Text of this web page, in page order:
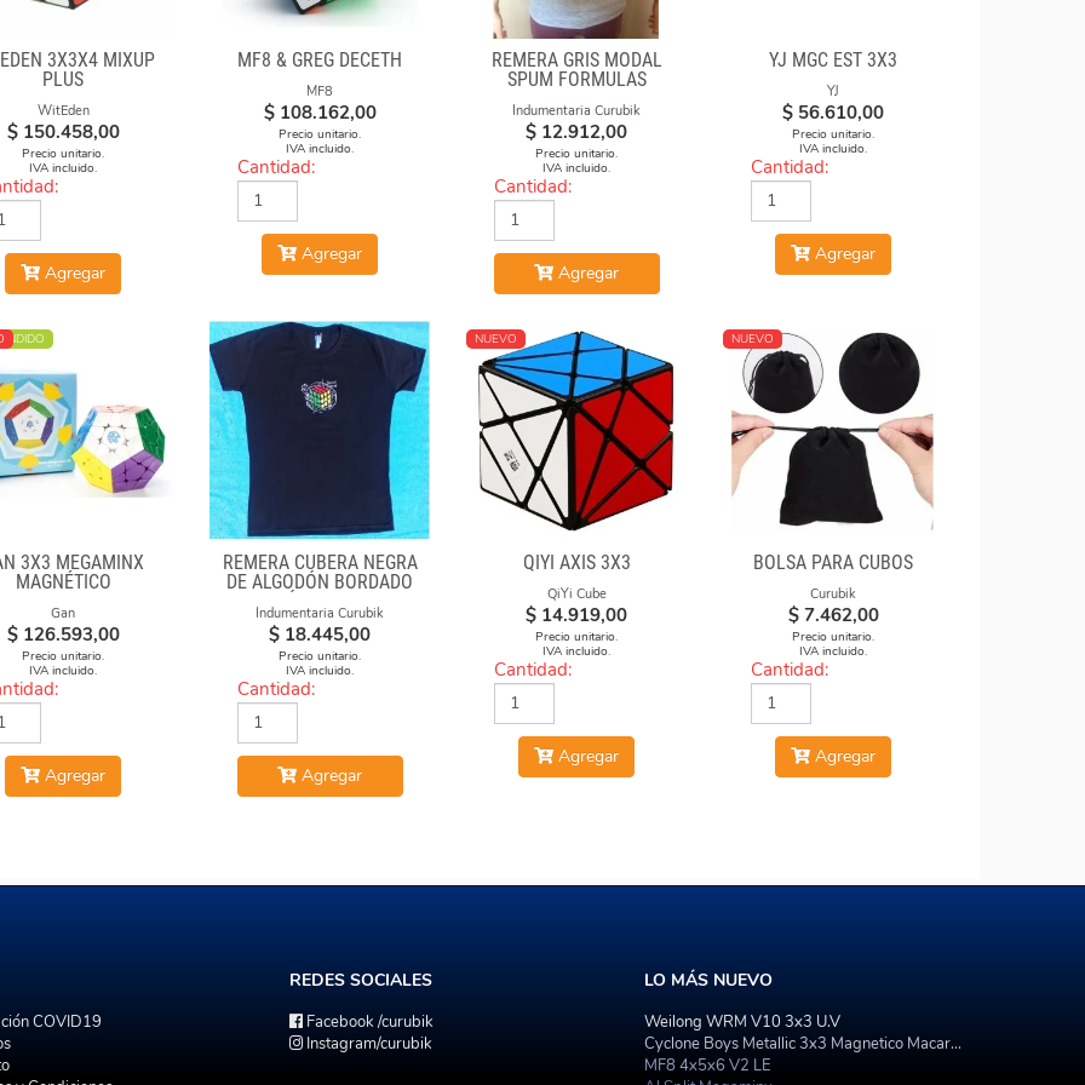
3X3X4 MIXUP
PLUS
WitEden
$ 150.458,00
Precio unitario.
IVA incluido.
Agregar
MF8 & GREG DECETH
MF8
$ 108.162,00
Precio unitario.
IVA incluido.
Cantidad:
Agregar
REMERA GRIS MODAL
SPUM FORMULAS
Indumentaria Curubik
$ 12.912,00
Precio unitario.
IVA incluido.
Cantidad:
Agregar
YJ MGC EST 3X3
YJ
$ 56.610,00
Precio unitario.
IVA incluido.
Cantidad:
Agregar
3X3 MEGAMINX
MAGNÉTICO
Gan
$ 126.593,00
Precio unitario.
IVA incluido.
Agregar
REMERA CUBERA NEGRA
DE ALGODÓN BORDADO
"FÓRMULAS"
Indumentaria Curubik
$ 18.445,00
Precio unitario.
IVA incluido.
Cantidad:
Agregar
NUEVO
QIYI AXIS 3X3
QiYi Cube
$ 14.919,00
Precio unitario.
IVA incluido.
Cantidad:
Agregar
NUEVO
BOLSA PARA CUBOS
Curubik
$ 7.462,00
Precio unitario.
IVA incluido.
Cantidad:
Agregar
COVID19
REDES SOCIALES
Facebook/curubik
Instagram/curubik
LO MÁS NUEVO
Weilong WRM V10 3x3 U.V
Cyclone Boys Metallic 3x3 Magnetico Macaron
MF8 4x5x6 V2 LE